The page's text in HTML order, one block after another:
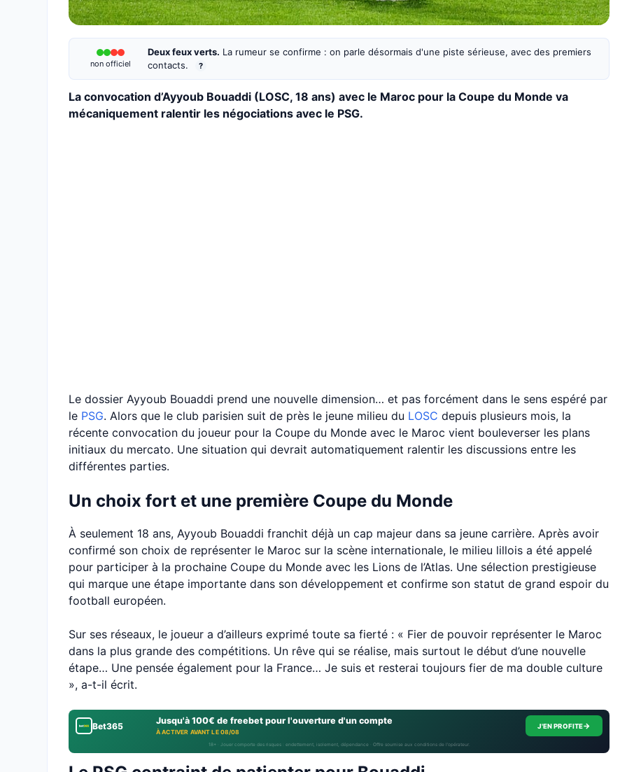
non officiel
Deux feux verts. La rumeur se confirme : on parle désormais d'une piste sérieuse, avec des premiers
contacts.
?
La convocation d’Ayyoub Bouaddi (LOSC, 18 ans) avec le Maroc pour la Coupe du Monde va
mécaniquement ralentir les négociations avec le PSG.
Le dossier Ayyoub Bouaddi prend une nouvelle dimension… et pas forcément dans le sens espéré par
le PSG. Alors que le club parisien suit de près le jeune milieu du LOSC depuis plusieurs mois, la
récente convocation du joueur pour la Coupe du Monde avec le Maroc vient bouleverser les plans
initiaux du mercato. Une situation qui devrait automatiquement ralentir les discussions entre les
différentes parties.
Un choix fort et une première Coupe du Monde
À seulement 18 ans, Ayyoub Bouaddi franchit déjà un cap majeur dans sa jeune carrière. Après avoir
confirmé son choix de représenter le Maroc sur la scène internationale, le milieu lillois a été appelé
pour participer à la prochaine Coupe du Monde avec les Lions de l’Atlas. Une sélection prestigieuse
qui marque une étape importante dans son développement et confirme son statut de grand espoir du
football européen.
Sur ses réseaux, le joueur a d’ailleurs exprimé toute sa fierté : « Fier de pouvoir représenter le Maroc
dans la plus grande des compétitions. Un rêve qui se réalise, mais surtout le début d’une nouvelle
étape… Une pensée également pour la France… Je suis et resterai toujours fier de ma double culture
», a-t-il écrit.
Bet365 Jusqu'à 100€ de freebet pour l'ouverture d'un compte
À ACTIVER AVANT LE 08/08
J'EN PROFITE→
18+ · Jouer comporte des risques : endettement, isolement, dépendance · Offre soumise aux conditions de l’opérateur.